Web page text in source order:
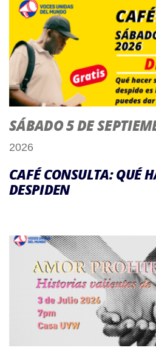
SÁBADO 5 DE
2026
CAFÉ CONSULTA: QUÉ
DESPIDEN